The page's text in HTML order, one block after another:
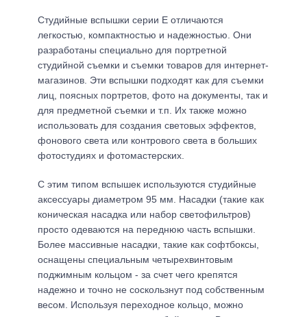
Студийные вспышки серии Е отличаются
легкостью, компактностью и надежностью. Они
разработаны специально для портретной
студийной съемки и съемки товаров для интернет-
магазинов. Эти вспышки подходят как для съемки
лиц, поясных портретов, фото на документы, так и
для предметной съемки и т.п. Их также можно
использовать для создания световых эффектов,
фонового света или контрового света в больших
фотостудиях и фотомастерских.
С этим типом вспышек используются студийные
аксессуары диаметром 95 мм. Насадки (такие как
коническая насадка или набор светофильтров)
просто одеваются на переднюю часть вспышки.
Более массивные насадки, такие как софтбоксы,
оснащены специальным четырехвинтовым
поджимным кольцом - за счет чего крепятся
надежно и точно не соскользнут под собственным
весом. Используя переходное кольцо, можно